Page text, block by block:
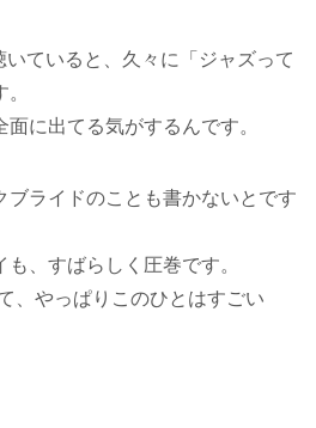
ていると、久々に「ジャズって
に出てる気がするんです。
ブライドのことも書かないとです
、すばらしく圧巻です。
、やっぱりこのひとはすごい